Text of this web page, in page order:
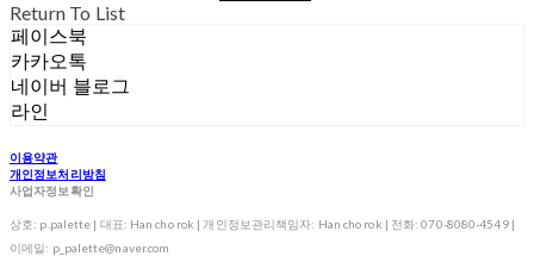
Return To List
페이스북
카카오톡
네이버 블로그
라인
이용약관
개인정보처리방침
사업자정보확인
상호: p.palette | 대표: Han cho rok | 개인정보관리책임자: Han cho rok | 전화: 070-8080-4549 |
이메일: p_palette@naver.com